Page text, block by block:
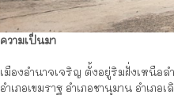
ความเป็นมา
เมืองอำนาจเจริญ ตั้งอยู่ริมฝั่งเหนือ
อำเภอเขมราฐ อำเภอชานุมาน อำเภอ